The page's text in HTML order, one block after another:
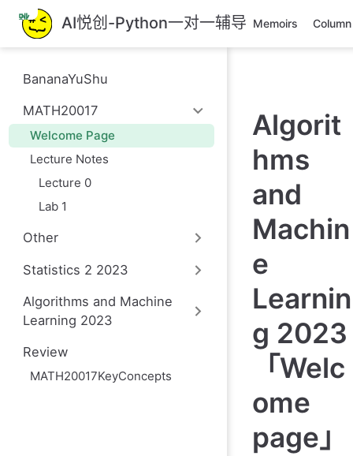
跳
至
主
內
AI悦创-Python一对一辅导 Memoirs Column
BananaYuShu
MATH20017
Welcome Page
Lecture Notes
Lecture 0
Lab 1
Other
Statistics 2 2023
Algorithms and Machine
Learning 2023
Review
MATH20017KeyConcepts
Algorit
hms
and
Machin
e
Learnin
g 2023
「Welc
ome
page」